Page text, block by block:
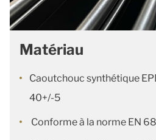
Matériau
Caoutchouc synthétique
40+/-5
Conforme à la norme EN